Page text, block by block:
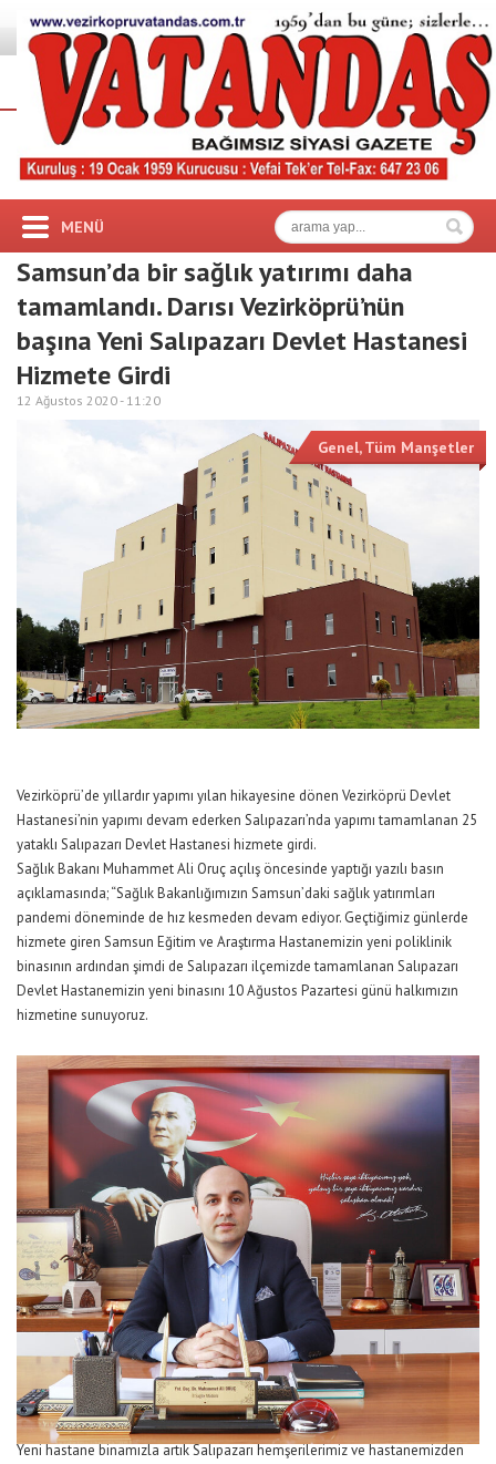
MENÜ
Samsun’da bir sağlık yatırımı daha
tamamlandı. Darısı Vezirköprü’nün
başına Yeni Salıpazarı Devlet Hastanesi
Hizmete Girdi
12 Ağustos 2020 - 11:20
Genel,Tüm Manşetler
Vezirköprü’de yıllardır yapımı yılan hikayesine dönen Vezirköprü Devlet
Hastanesi’nin yapımı devam ederken Salıpazarı’nda yapımı tamamlanan 25
yataklı Salıpazarı Devlet Hastanesi hizmete girdi.
Sağlık Bakanı Muhammet Ali Oruç açılış öncesinde yaptığı yazılı basın
açıklamasında; “Sağlık Bakanlığımızın Samsun’daki sağlık yatırımları
pandemi döneminde de hız kesmeden devam ediyor. Geçtiğimiz günlerde
hizmete giren Samsun Eğitim ve Araştırma Hastanemizin yeni poliklinik
binasının ardından şimdi de Salıpazarı ilçemizde tamamlanan Salıpazarı
Devlet Hastanemizin yeni binasını 10 Ağustos Pazartesi günü halkımızın
hizmetine sunuyoruz.
Yeni hastane binamızla artık Salıpazarı hemşerilerimiz ve hastanemizden